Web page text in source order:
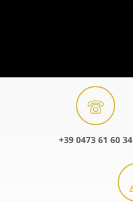
+39 0473 61 60 34